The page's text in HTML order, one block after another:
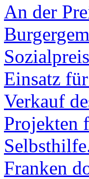
An der
Einsatz
Verkauf
Projekten
Franken